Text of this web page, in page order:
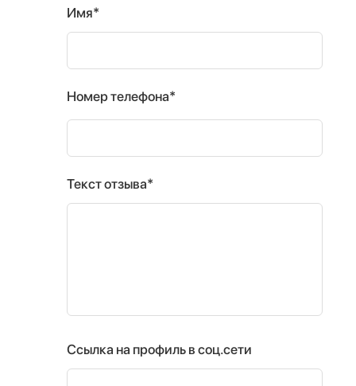
Имя*
Номер телефона*
Текст отзыва*
Ссылка на профиль в соц.сети